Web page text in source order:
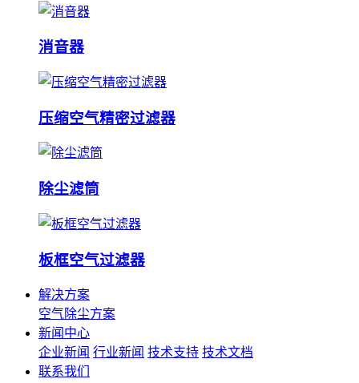
消音器
压缩空气精密过滤器
除尘滤筒
板框空气过滤器
解决方案
空气除尘方案
新闻中心
企业新闻 行业新闻 技术支持 技术文档
联系我们